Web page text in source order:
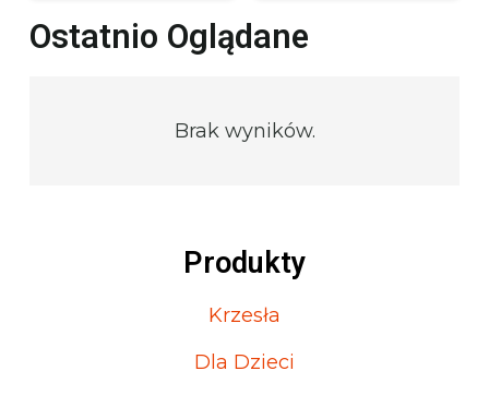
Ostatnio Oglądane
Brak wyników.
Produkty
Krzesła
Dla Dzieci